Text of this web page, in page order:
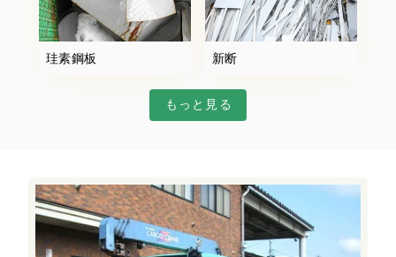
珪素鋼板 新断
もっと見る